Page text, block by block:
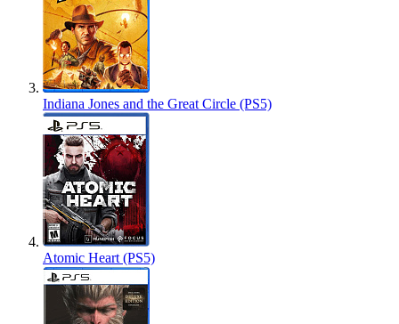
Indiana Jones and the Great Circle (PS5)
Atomic Heart (PS5)